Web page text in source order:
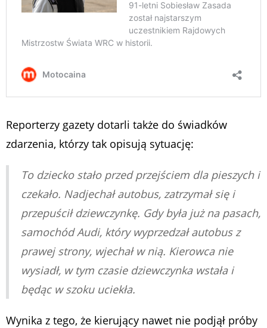
Reporterzy gazety dotarli także do świadków
zdarzenia, którzy tak opisują sytuację:
To dziecko stało przed przejściem dla pieszych i
czekało. Nadjechał autobus, zatrzymał się i
przepuścił dziewczynkę. Gdy była już na pasach,
samochód Audi, który wyprzedzał autobus z
prawej strony, wjechał w nią. Kierowca nie
wysiadł, w tym czasie dziewczynka wstała i
będąc w szoku uciekła.
Wynika z tego, że kierujący nawet nie podjął próby